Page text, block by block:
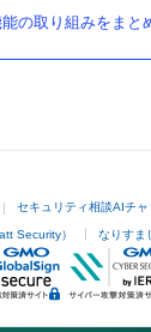
の取り組みをまと
セキュリティ相談AIチャ
Security） なりすま